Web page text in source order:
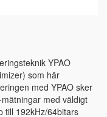
YPAO
som här
med YPAO sker
med väldigt
till 192kHz/64bitars